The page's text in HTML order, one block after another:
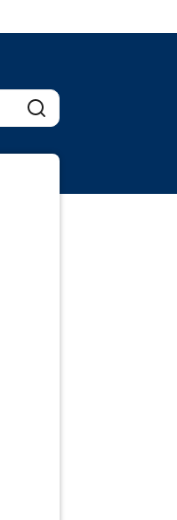
Sök
supportlänkar